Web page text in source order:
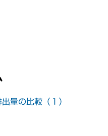
量の比較（１）